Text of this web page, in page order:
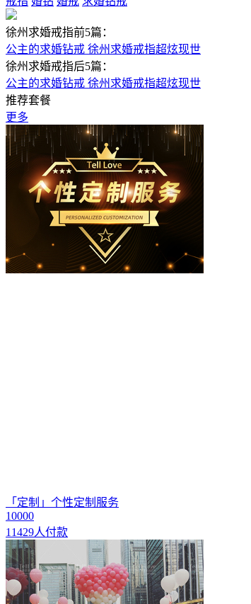
徐州求婚戒指前5篇：
公主的求婚钻戒 徐州求婚戒指超炫现世
徐州求婚戒指后5篇：
公主的求婚钻戒 徐州求婚戒指超炫现世
推荐套餐
更多
「定制」个性定制服务
10000
11429人付款